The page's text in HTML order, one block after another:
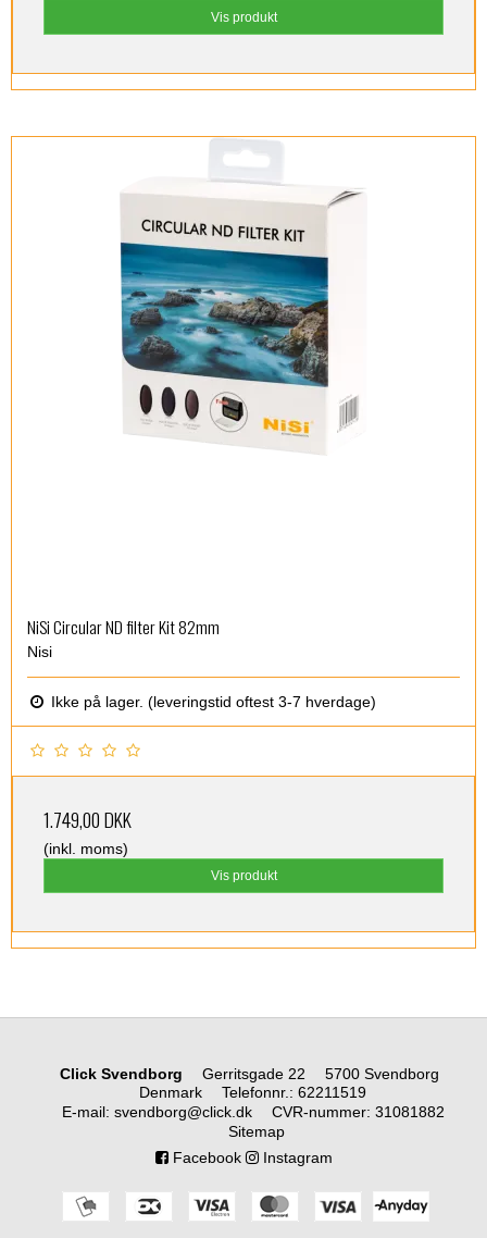
Vis produkt
NiSi Circular ND filter Kit 82mm
Nisi
Ikke på lager. (leveringstid oftest 3-7 hverdage)
1.749,00 DKK
(inkl. moms)
Vis produkt
Click Svendborg Gerritsgade 22
5700 Svendborg
Denmark
Telefonnr.: 62211519
E-mail: svendborg@click.dk CVR-nummer: 31081882
Sitemap
Facebook
Instagram